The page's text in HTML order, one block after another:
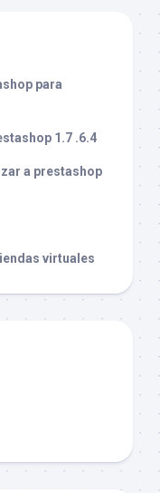
para
1.7 .6.4
a prestashop
virtuales